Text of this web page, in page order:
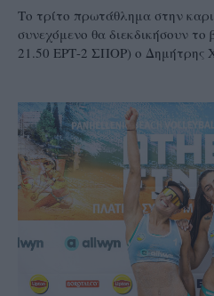
Το τρίτο πρωτάθλημα στην
συνεχόμενο θα διεκδικήσουν
21.50 ΕΡΤ-2 ΣΠΟΡ) ο Δημήτρης